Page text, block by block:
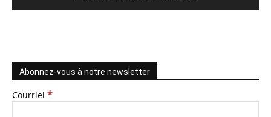
Abonnez-vous à notre newsletter
Courriel *